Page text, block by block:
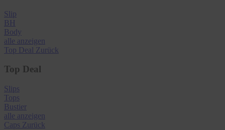
Slip
BH
Body
alle anzeigen
Top Deal Zurück
Top Deal
Slips
Tops
Bustier
alle anzeigen
Caps Zurück